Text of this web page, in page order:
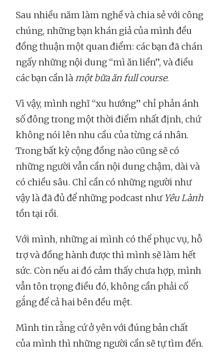
Sau nhiều năm làm nghề và chia sẻ với công
chúng, những bạn khán giả của mình đều
đồng thuận một quan điểm: các bạn đã chán
ngấy những nội dung “mì ăn liền”, và điều
các bạn cần là một bữa ăn full course.
Vì vậy, mình nghĩ “xu hướng” chỉ phản ánh
số đông trong một thời điểm nhất định, chứ
không nói lên nhu cầu của từng cá nhân.
Trong bất kỳ cộng đồng nào cũng sẽ có
những người vẫn cần nội dung chậm, dài và
có chiều sâu. Chỉ cần có những người như
vậy là đã đủ để những podcast như Yêu Lành
tồn tại rồi.
Với mình, những ai mình có thể phục vụ, hỗ
trợ và đồng hành được thì mình sẽ làm hết
sức. Còn nếu ai đó cảm thấy chưa hợp, mình
vẫn tôn trọng điều đó, không cần phải cố
gắng để cả hai bên đều mệt.
Mình tin rằng cứ ở yên với đúng bản chất
của mình thì những người cần sẽ tự tìm đến.